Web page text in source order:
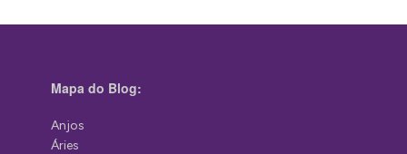
Mapa do Blog:
Anjos
Áries